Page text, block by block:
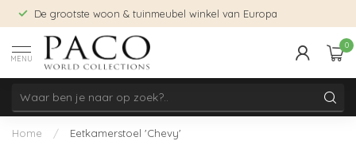
De grootste woon & tuinmeubel winkel van Europa
MENU
0
Home / Eetkamerstoel 'Chevy'